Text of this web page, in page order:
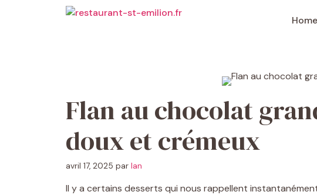
Home
Flan au chocolat
doux et crémeux
avril 17, 2025 par Ian
Il y a certains desserts qui nous rappellent